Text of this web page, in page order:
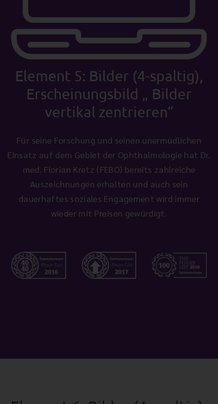
Element 5: Bilder (4-spaltig),
Erscheinungsbild „ Bilder
vertikal zentrieren“
Für seine Forschung und seinen unermüdlichen
Einsatz auf dem Gebiet der Ophthalmologie hat Dr.
med. Florian Kretz (FEBO) bereits zahlreiche
Auszeichnungen erhalten und auch sein
dauerhaftes soziales Engagement wird immer
wieder mit Preisen gewürdigt.